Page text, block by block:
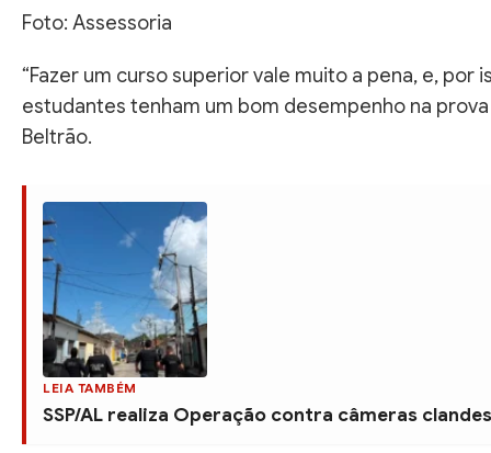
Foto: Assessoria
“Fazer um curso superior vale muito a pena, e,
estudantes tenham um bom desempenho na
Beltrão.
LEIA TAMBÉM
SSP/AL realiza Operação contra câmeras